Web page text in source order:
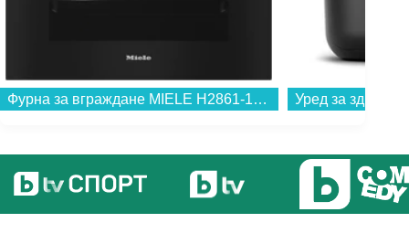
Фурна за вграждане MIELE H2861-1B D EDST/CLST 125 Edition , 76 , А+ , Електронно...